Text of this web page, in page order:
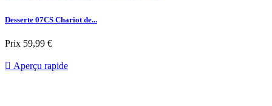
Desserte 07CS Chariot de...
Prix 59,99 €
 Aperçu rapide